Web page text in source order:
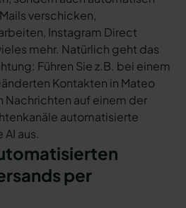
verschicken,
Instagram Direct
mehr. Natürlich geht das
Führen Sie z.B. bei einem
Kontakten in Mateo
auf einem der
automatisierte
aus.
per